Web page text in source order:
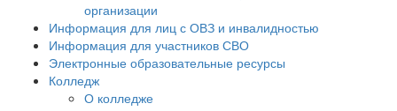
организации
Информация для лиц с ОВЗ и инвалидностью
Информация для участников СВО
Электронные образовательные ресурсы
Колледж
О колледже